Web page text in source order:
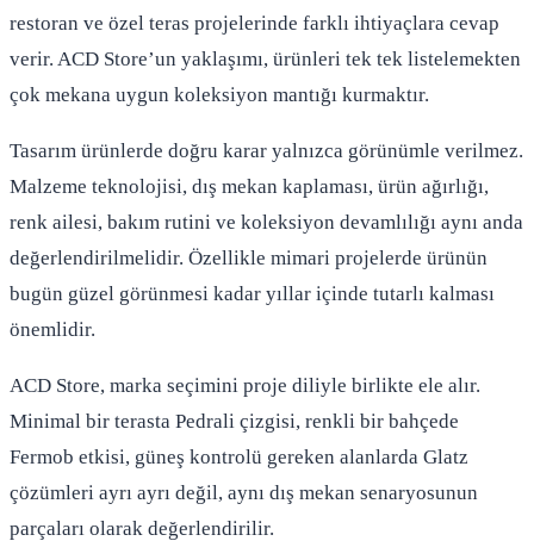
restoran ve özel teras projelerinde farklı ihtiyaçlara cevap
verir. ACD Store’un yaklaşımı, ürünleri tek tek listelemekten
çok mekana uygun koleksiyon mantığı kurmaktır.
Tasarım ürünlerde doğru karar yalnızca görünümle verilmez.
Malzeme teknolojisi, dış mekan kaplaması, ürün ağırlığı,
renk ailesi, bakım rutini ve koleksiyon devamlılığı aynı anda
değerlendirilmelidir. Özellikle mimari projelerde ürünün
bugün güzel görünmesi kadar yıllar içinde tutarlı kalması
önemlidir.
ACD Store, marka seçimini proje diliyle birlikte ele alır.
Minimal bir terasta Pedrali çizgisi, renkli bir bahçede
Fermob etkisi, güneş kontrolü gereken alanlarda Glatz
çözümleri ayrı ayrı değil, aynı dış mekan senaryosunun
parçaları olarak değerlendirilir.